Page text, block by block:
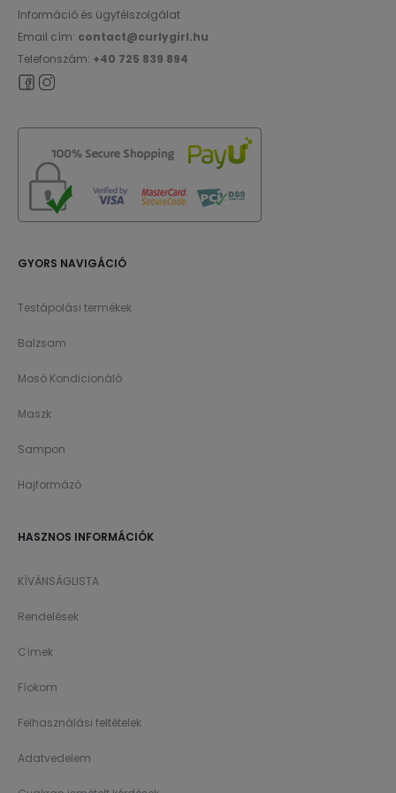
Információ és ügyfélszolgálat
Email cím: contact@curlygirl.hu
Telefonszám: +40 725 839 894
GYORS NAVIGÁCIÓ
Testápolási termékek
Balzsam
Mosó Kondicionáló
Maszk
Sampon
Hajformázó
HASZNOS INFORMÁCIÓK
KÍVÁNSÁGLISTA
Rendelések
Címek
Fíokom
Felhasználási feltételek
Adatvedelem